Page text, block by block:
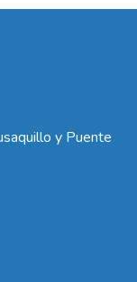
y Puente